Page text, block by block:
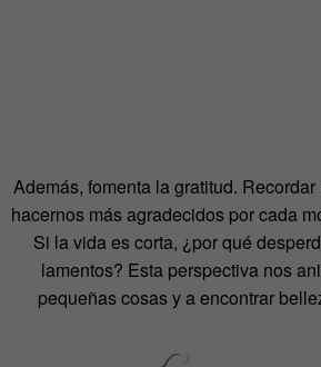
Además, fomenta la gratitud.
hacernos más agradecidos por cada
Si la vida es corta, ¿por qué
lamentos? Esta perspectiva nos
pequeñas cosas y a encontrar